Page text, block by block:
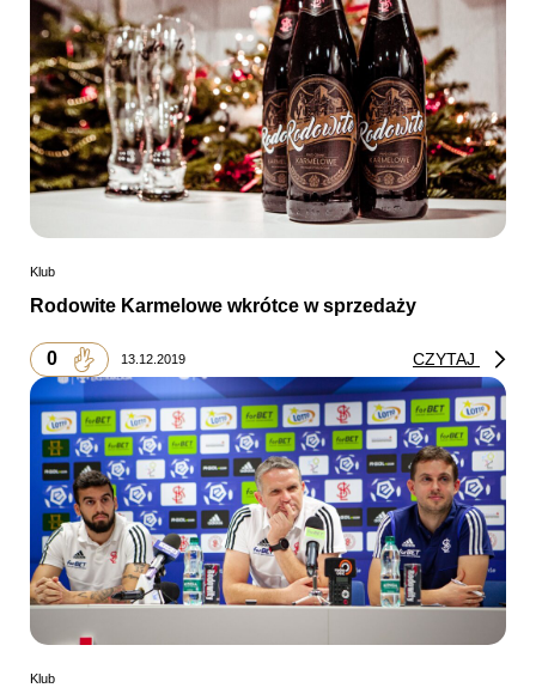
Klub
Rodowite Karmelowe wkrótce w sprzedaży
0 13.12.2019 CZYTAJ
Klub